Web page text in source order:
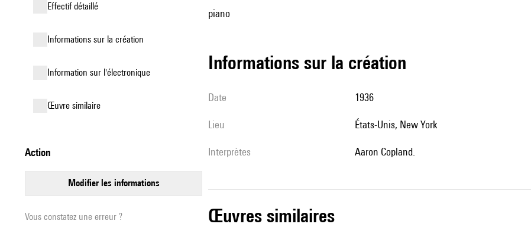
effectif détaillé
informations sur la création
Information sur l'électronique
œuvre similaire
action
modifier les informations
Vous constatez une erreur ?
piano
informations sur la création
date 1936
lieu États-Unis, New York
interprètes Aaron Copland.
œuvres similaires